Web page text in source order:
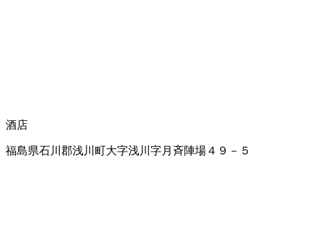
酒店
福島県石川郡浅川町大字浅川字月斉陣場４９－５